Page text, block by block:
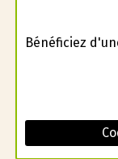
Bénéficiez